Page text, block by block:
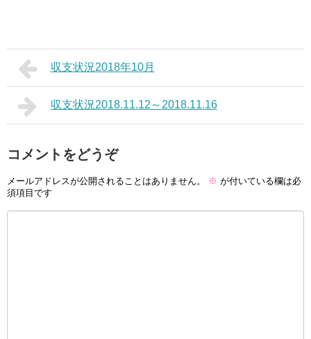
収支状況2018年10月
収支状況2018.11.12～2018.11.16
コメントをどうぞ
メールアドレスが公開されることはありません。 ※ が付いている欄は必
須項目です